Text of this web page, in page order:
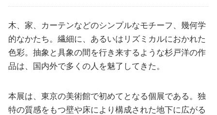
木、家、カーテンなどのシンプルなモチーフ、幾何学
的なかたち。繊細に、あるいはリズミカルにおかれた
色彩。抽象と具象の間を行き来するような杉戸洋の作
品は、国内外で多くの人を魅了してきた。
本展は、東京の美術館で初めてとなる個展である。独
特の質感をもつ壁や床により構成された地下に広がる